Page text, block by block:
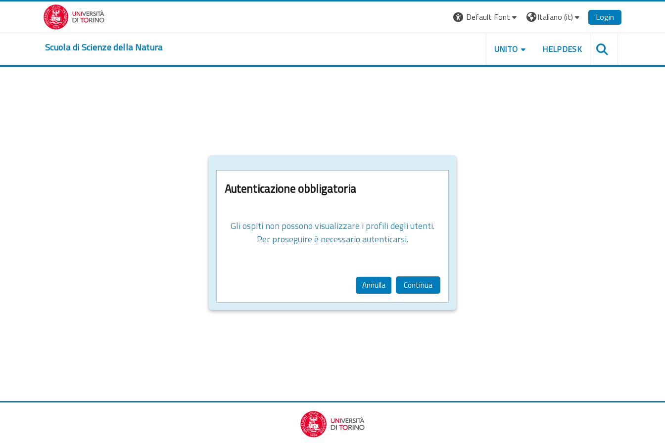
Vai al contenuto principale
Default Font
Italiano ‎(it)‎ Login
Scuola di Scienze della Natura UNITO HELPDESK
Autenticazione obbligatoria
Gli ospiti non possono visualizzare i profili degli utenti.
Per proseguire è necessario autenticarsi.
Annulla Continua